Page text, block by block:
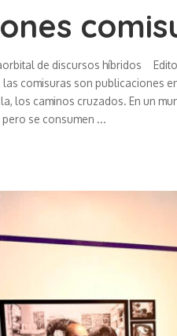
de discursos híbridos
las comisuras son
los caminos cruzados. En un
se consumen ...